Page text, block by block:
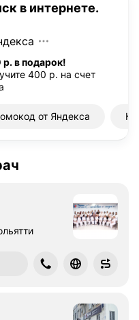
в интернете.
в подарок!
400 р. на счет
от Яндекса